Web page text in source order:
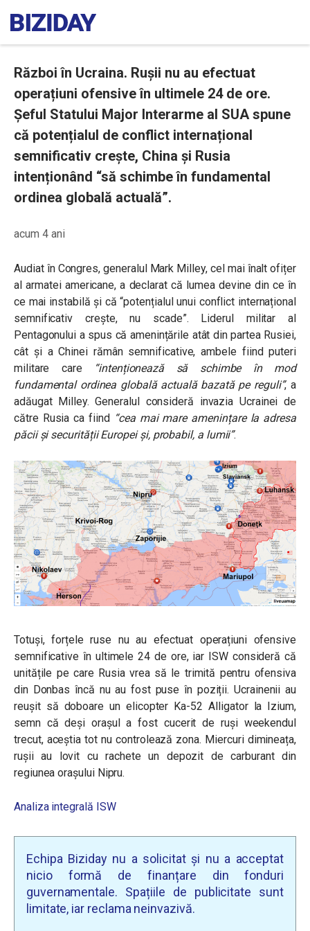
Război în Ucraina. Rușii nu au efectuat
operațiuni ofensive în ultimele 24 de ore.
Șeful Statului Major Interarme al SUA spune
că potențialul de conflict internațional
semnificativ crește, China și Rusia
intenționând “să schimbe în fundamental
ordinea globală actuală”.
acum 4 ani
Audiat în Congres, generalul Mark Milley, cel mai înalt ofițer
al armatei americane, a declarat că lumea devine din ce în
ce mai instabilă și că “potențialul unui conflict internațional
semnificativ crește, nu scade”. Liderul militar al
Pentagonului a spus că amenințările atât din partea Rusiei,
cât și a Chinei rămân semnificative, ambele fiind puteri
militare care
“intenționează să schimbe în mod
fundamental ordinea globală actuală bazată pe reguli”, a
adăugat Milley. Generalul consideră invazia Ucrainei de
către Rusia ca fiind “cea mai mare amenințare la adresa
păcii și securității Europei și, probabil, a lumii”.
Totuși, forțele ruse nu au efectuat operațiuni ofensive
semnificative în ultimele 24 de ore, iar ISW consideră că
unitățile pe care Rusia vrea să le trimită pentru ofensiva
din Donbas încă nu au fost puse în poziții. Ucrainenii au
reușit să doboare un elicopter Ka-52 Alligator la Izium,
semn că deși orașul a fost cucerit de ruși weekendul
trecut, aceștia tot nu controlează zona. Miercuri dimineața,
rușii au lovit cu rachete un depozit de carburant din
regiunea orașului Nipru.
Analiza integrală ISW
Echipa Biziday nu a solicitat și nu a acceptat
nicio formă de finanțare din fonduri
guvernamentale. Spațiile de publicitate sunt
limitate, iar reclama neinvazivă.